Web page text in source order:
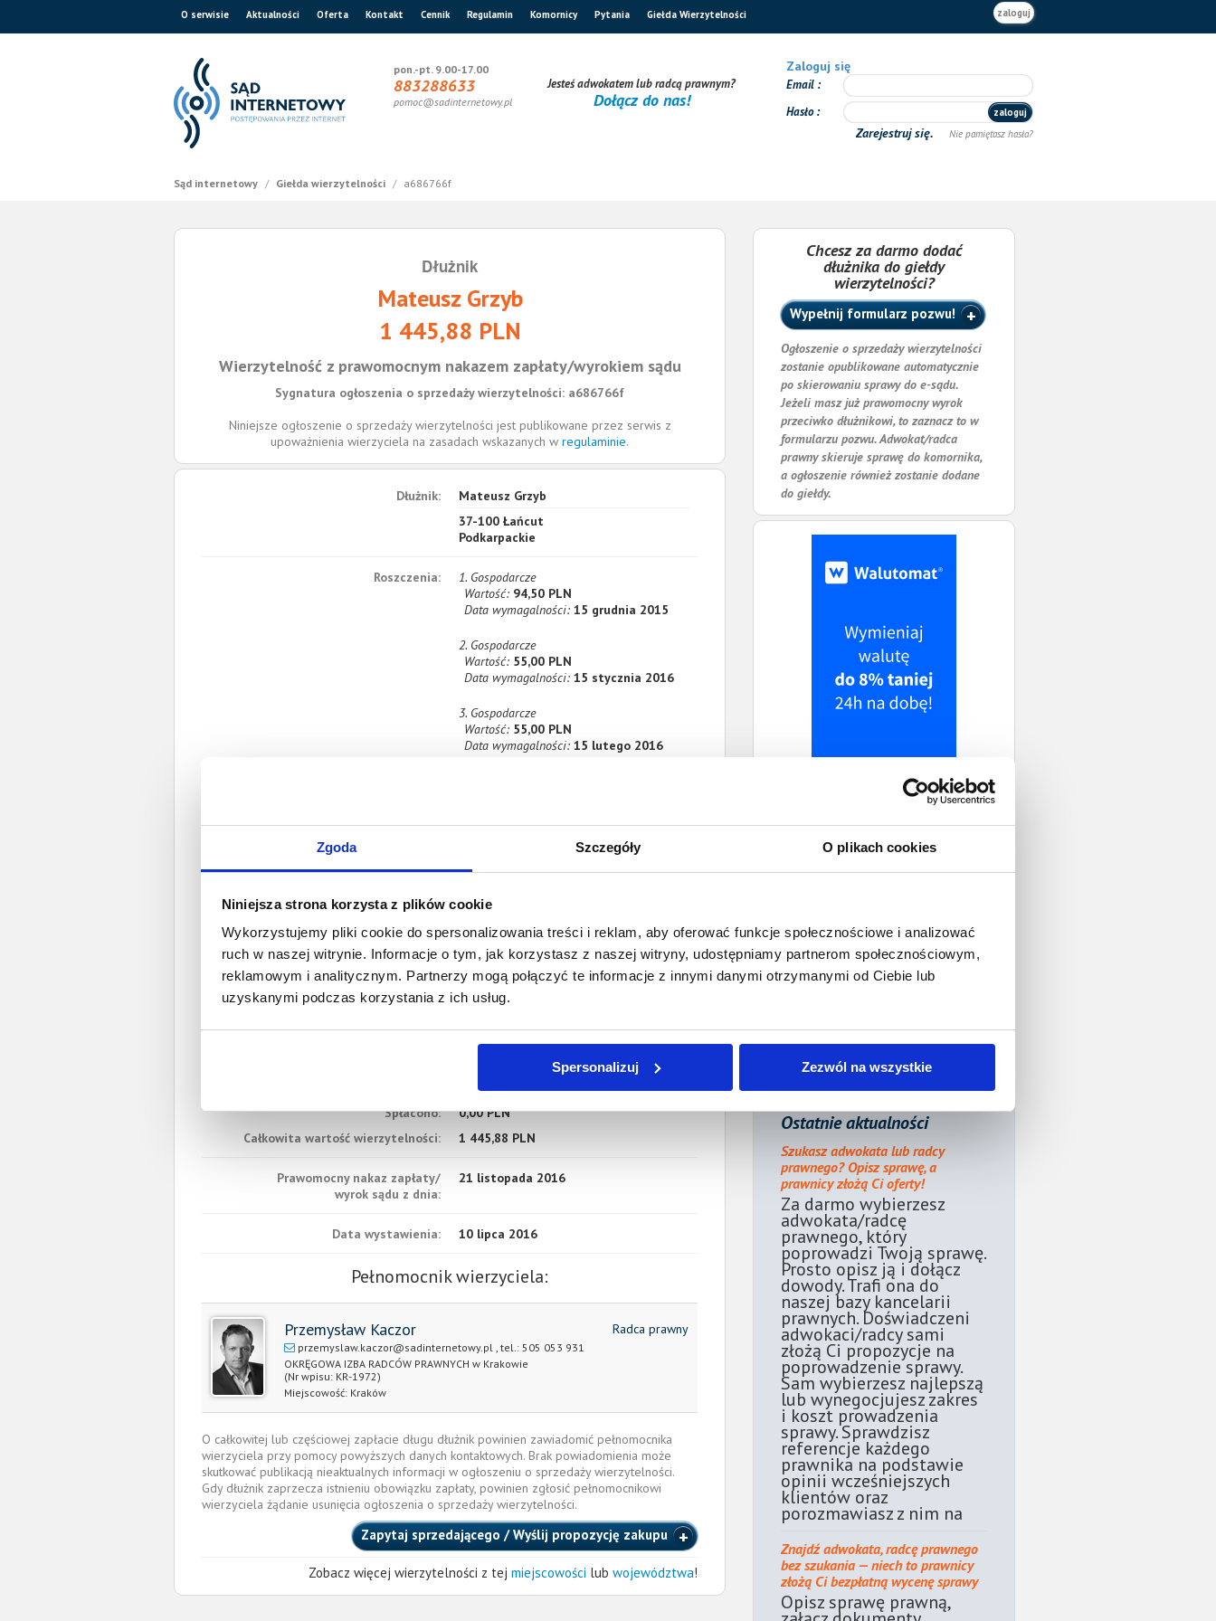
Zgoda Szczegóły O plikach cookies
Niniejsza strona korzysta z plików cookie
Wykorzystujemy pliki cookie do spersonalizowania treści i reklam, aby oferować funkcje społecznościowe i analizować
ruch w naszej witrynie. Informacje o tym, jak korzystasz z naszej witryny, udostępniamy partnerom społecznościowym,
reklamowym i analitycznym. Partnerzy mogą połączyć te informacje z innymi danymi otrzymanymi od Ciebie lub
uzyskanymi podczas korzystania z ich usług.
Spersonalizuj Zezwól na wszystkie
O serwisie Aktualności Oferta Kontakt Cennik Regulamin Komornicy Pytania Giełda Wierzytelności zaloguj
pon.-pt. 9.00-17.00
883288633
pomoc@sadinternetowy.pl
Jesteś adwokatem lub radcą prawnym?
Dołącz do nas!
Zaloguj się
Email
Hasło
zaloguj
Zarejestruj się. Nie pamiętasz hasła?
Sąd internetowy / Giełda wierzytelności / a686766f
Dłużnik
Mateusz Grzyb
1 445,88 PLN
Wierzytelność z prawomocnym nakazem zapłaty/wyrokiem sądu
Sygnatura ogłoszenia o sprzedaży wierzytelności: a686766f
Niniejsze ogłoszenie o sprzedaży wierzytelności jest publikowane przez serwis z
upoważnienia wierzyciela na zasadach wskazanych w regulaminie.
Dłużnik:
Mateusz Grzyb
37-100 Łańcut
Podkarpackie
Roszczenia:
1. Gospodarcze
Wartość: 94,50 PLN
Data wymagalności: 15 grudnia 2015
2. Gospodarcze
Wartość: 55,00 PLN
Data wymagalności: 15 stycznia 2016
3. Gospodarcze
Wartość: 55,00 PLN
Data wymagalności: 15 lutego 2016
Wartość:499,00 PLN
Data wymagalności:17 marca 2016
7. Gospodarcze
Wartość:
300,38 PLN
Spłacono:
0,00 PLN
Całkowita wartość wierzytelności:
1 445,88 PLN
Prawomocny nakaz zapłaty/
wyrok sądu z dnia:
21 listopada 2016
Data wystawienia: 10 lipca 2016
Pełnomocnik wierzyciela:
Przemysław Kaczor Radca prawny
przemyslaw.kaczor@sadinternetowy.pl , tel.: 505 053 931
OKRĘGOWA IZBA RADCÓW PRAWNYCH w Krakowie
(Nr wpisu: KR-1972)
Miejscowość: Kraków
O całkowitej lub częściowej zapłacie długu dłużnik powinien zawiadomić pełnomocnika
wierzyciela przy pomocy powyższych danych kontaktowych. Brak powiadomienia może
skutkować publikacją nieaktualnych informacji w ogłoszeniu o sprzedaży wierzytelności.
Gdy dłużnik zaprzecza istnieniu obowiązku zapłaty, powinien zgłosić pełnomocnikowi
wierzyciela żądanie usunięcia ogłoszenia o sprzedaży wierzytelności.
Zapytaj sprzedającego / Wyślij propozycję zakupu
Zobacz więcej wierzytelności z tej miejscowości lub województwa!
Chcesz za darmo dodać
dłużnika do giełdy
wierzytelności?
Wypełnij formularz pozwu!
Ogłoszenie o sprzedaży wierzytelności
zostanie opublikowane automatycznie
po skierowaniu sprawy do e-sądu.
Jeżeli masz już prawomocny wyrok
przeciwko dłużnikowi, to zaznacz to w
formularzu pozwu. Adwokat/radca
prawny skieruje sprawę do komornika,
a ogłoszenie również zostanie dodane
do giełdy.
Ostatnie aktualności
Szukasz adwokata lub radcy
prawnego? Opisz sprawę, a
prawnicy złożą Ci oferty!
Za darmo wybierzesz
adwokata/radcę
prawnego, który
poprowadzi Twoją sprawę.
Prosto opisz ją i dołącz
dowody. Trafi ona do
naszej bazy kancelarii
prawnych. Doświadczeni
adwokaci/radcy sami
złożą Ci propozycje na
poprowadzenie sprawy.
Sam wybierzesz najlepszą
lub wynegocjujesz zakres
i koszt prowadzenia
sprawy. Sprawdzisz
referencje każdego
prawnika na podstawie
opinii wcześniejszych
klientów oraz
porozmawiasz z nim na
Znajdź adwokata, radcę prawnego
bez szukania — niech to prawnicy
złożą Ci bezpłatną wycenę sprawy
Opisz sprawę prawną,